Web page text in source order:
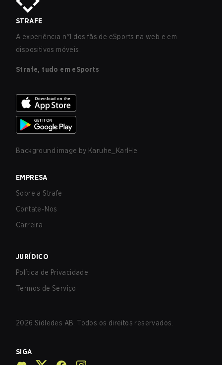
STRAFE
A experiência nº1 dos fãs de eSports na web e em
dispositivos móveis.
Strafe, tudo em eSports
Background image by Karuhe_KarlHe
EMPRESA
Sobre a Strafe
Contate-Nos
Carreira
JURÍDICO
Política de Privacidade
Termos de Serviço
2026 Sidledes AB. Todos os direitos reservados.
SIGA